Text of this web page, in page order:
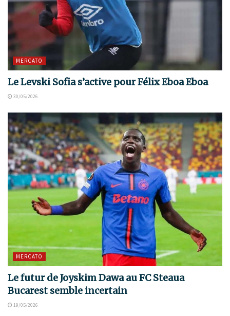
MERCATO
Le Levski Sofia s’active pour Félix Eboa Eboa
30/05/2026
MERCATO
Le futur de Joyskim Dawa au FC Steaua
Bucarest semble incertain
19/05/2026